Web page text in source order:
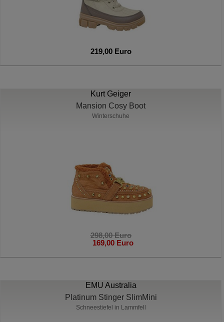
219,00 Euro
Kurt Geiger
Mansion Cosy Boot
Winterschuhe
298,00 Euro
169,00 Euro
EMU Australia
Platinum Stinger SlimMini
Schneestiefel in Lammfell